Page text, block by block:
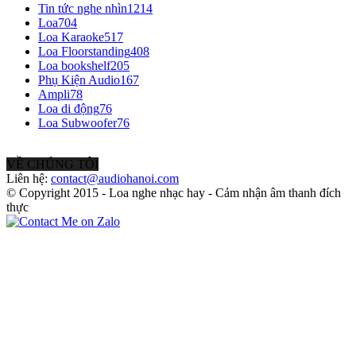
Tin tức nghe nhìn1214
Loa704
Loa Karaoke517
Loa Floorstanding408
Loa bookshelf205
Phụ Kiện Audio167
Ampli78
Loa di động76
Loa Subwoofer76
VỀ CHÚNG TÔI
Liên hệ: contact@audiohanoi.com
© Copyright 2015 - Loa nghe nhạc hay - Cảm nhận âm thanh đích
thực